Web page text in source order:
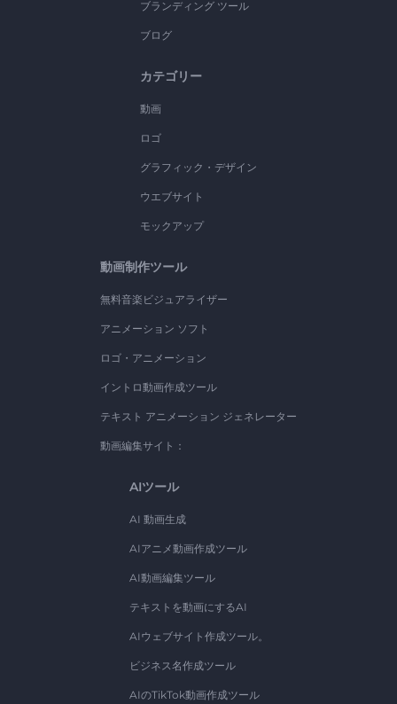
ブランディング ツール
ブログ
カテゴリー
動画
ロゴ
グラフィック・デザイン
ウエブサイト
モックアップ
動画制作ツール
無料音楽ビジュアライザー
アニメーション ソフト
ロゴ・アニメーション
イントロ動画作成ツール
テキスト アニメーション ジェネレーター
動画編集サイト：
AIツール
AI 動画生成
AIアニメ動画作成ツール
AI動画編集ツール
テキストを動画にするAI
AIウェブサイト作成ツール。
ビジネス名作成ツール
AIのTikTok動画作成ツール